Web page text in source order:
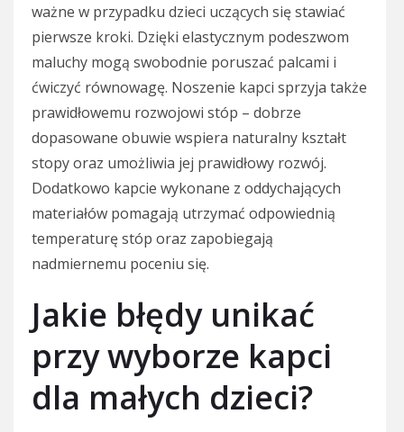
ważne w przypadku dzieci uczących się stawiać
pierwsze kroki. Dzięki elastycznym podeszwom
maluchy mogą swobodnie poruszać palcami i
ćwiczyć równowagę. Noszenie kapci sprzyja także
prawidłowemu rozwojowi stóp – dobrze
dopasowane obuwie wspiera naturalny kształt
stopy oraz umożliwia jej prawidłowy rozwój.
Dodatkowo kapcie wykonane z oddychających
materiałów pomagają utrzymać odpowiednią
temperaturę stóp oraz zapobiegają
nadmiernemu poceniu się.
Jakie błędy unikać
przy wyborze kapci
dla małych dzieci?